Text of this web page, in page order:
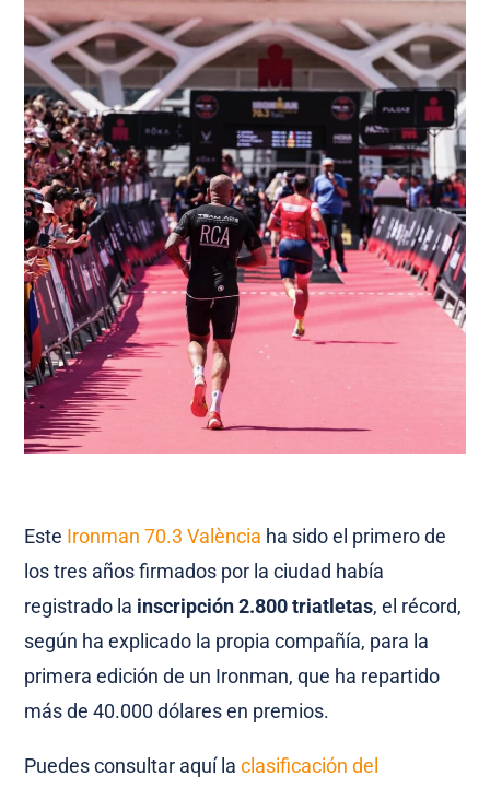
Este Ironman 70.3 València ha sido el primero de
los tres años firmados por la ciudad había
registrado la inscripción 2.800 triatletas, el récord,
según ha explicado la propia compañía, para la
primera edición de un Ironman, que ha repartido
más de 40.000 dólares en premios.
Puedes consultar aquí laclasificación del